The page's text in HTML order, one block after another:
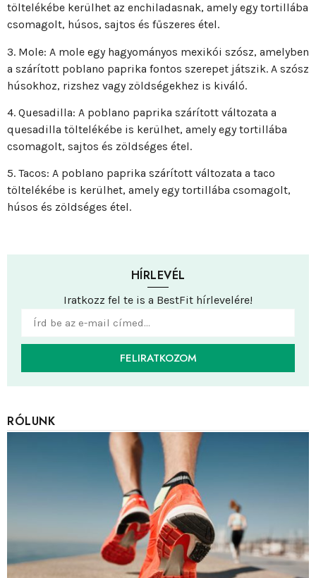
HÍRLEVÉL
Iratkozz fel te is a BestFit hírlevelére!
FELIRATKOZOM
töltelékébe kerülhet az enchiladasnak, amely egy tortillába
csomagolt, húsos, sajtos és fűszeres étel.
3. Mole: A mole egy hagyományos mexikói szósz, amelyben
a szárított poblano paprika fontos szerepet játszik. A szósz
húsokhoz, rizshez vagy zöldségekhez is kiváló.
4. Quesadilla: A poblano paprika szárított változata a
quesadilla töltelékébe is kerülhet, amely egy tortillába
csomagolt, sajtos és zöldséges étel.
5. Tacos: A poblano paprika szárított változata a taco
töltelékébe is kerülhet, amely egy tortillába csomagolt,
húsos és zöldséges étel.
RÓLUNK